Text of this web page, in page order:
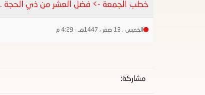
خطب الجمعة -> فضل العشر من ذي الحجة .
الخميس ، 13 صفر ، 1447هـ - 4:29 م
مشاركة: